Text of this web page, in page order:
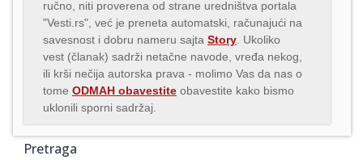
ručno, niti proverena od strane uredništva portala
"Vesti.rs", već je preneta automatski, računajući na
savesnost i dobru nameru sajta Story . Ukoliko
vest (članak) sadrži netačne navode, vređa nekog,
ili krši nečija autorska prava - molimo Vas da nas o
tome ODMAH obavestite obavestite kako bismo
uklonili sporni sadržaj.
Pretraga